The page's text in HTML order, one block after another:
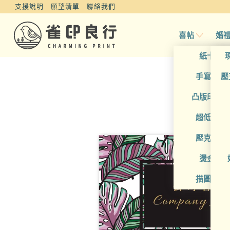
支援說明 願望清單 聯絡我們
喜帖
紙卡喜帖
手寫風喜
凸版印刷
超低價喜
壓克力喜
燙金喜帖
描圖紙喜
婚